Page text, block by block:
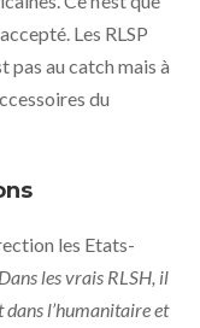
Les RLSP
pas au catch mais à
du
les Etats-
les vrais RLSH, il
dans l’humanitaire et